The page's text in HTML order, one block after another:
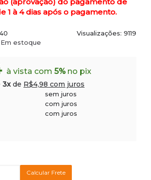
1 à 4 dias após o pagamento.
Visualizações: 9119
Em estoque
à vista com 5%no pix
3x de R$4,98 com juros
sem juros
com juros
com juros
Calcular Frete